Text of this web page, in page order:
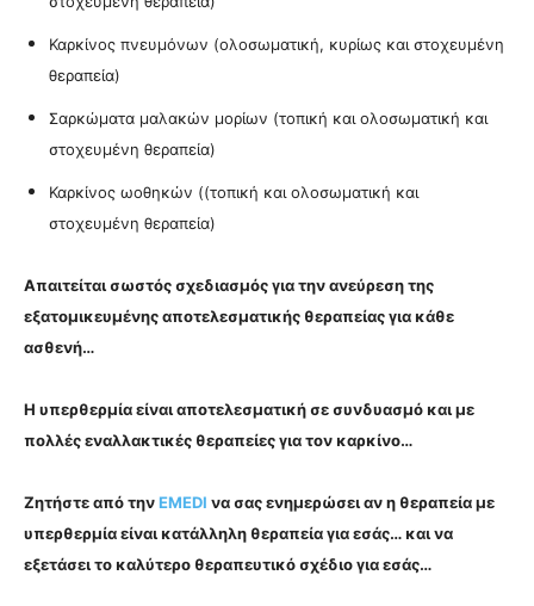
Καρκίνος πνευμόνων (ολοσωματική, κυρίως και στοχευμένη
θεραπεία)
Σαρκώματα μαλακών μορίων (τοπική και ολοσωματική και
στοχευμένη θεραπεία)
Καρκίνος ωοθηκών ((τοπική και ολοσωματική και
στοχευμένη θεραπεία)
Απαιτείται σωστός σχεδιασμός για την ανεύρεση της
εξατομικευμένης αποτελεσματικής θεραπείας για κάθε
ασθενή…
Η υπερθερμία είναι αποτελεσματική σε συνδυασμό και με
πολλές εναλλακτικές θεραπείες για τον καρκίνο…
Ζητήστε από τηνEMEDI να σας ενημερώσει αν η θεραπεία με
υπερθερμία είναι κατάλληλη θεραπεία για εσάς… καινα
εξετάσει το καλύτερο θεραπευτικό σχέδιο για εσάς…